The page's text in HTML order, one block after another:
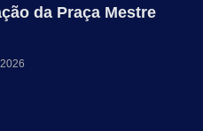
da Praça Mestre